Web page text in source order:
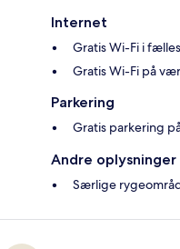
Internet
Gratis Wi-Fi i
Gratis Wi-Fi på
Parkering
Gratis parkering
Andre oplysninger
Særlige